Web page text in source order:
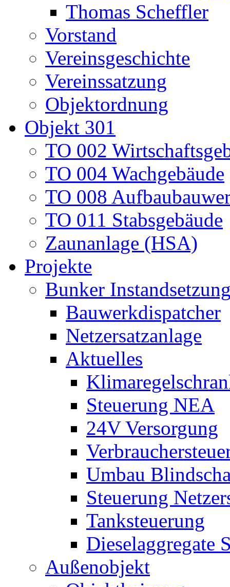
Thomas Scheffler
Vorstand
Vereinsgeschichte
Vereinssatzung
Objektordnung
Objekt 301
TO 002
TO 004 Wachgebäude
TO 008
TO 011 Stabsgebäude
Zaunanlage (HSA)
Projekte
Bunker
Bauwerkdispatcher
Netzersatzanlage
Aktuelles
Steuerung NEA
24V Versorgung
Umbau
Steuerung
Tanksteuerung
Dieselaggregate
Außenobjekt